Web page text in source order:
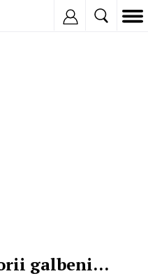
galbeni...